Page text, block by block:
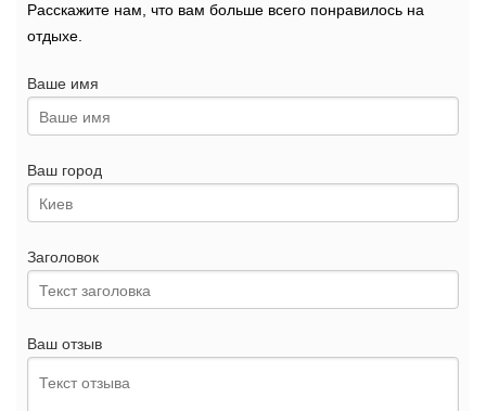
Расскажите нам, что вам больше всего понравилось на
отдыхе.
Ваше имя
Ваш город
Заголовок
Ваш отзыв